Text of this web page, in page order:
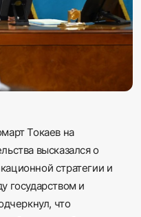
Токаев на
высказался о
стратегии и
государством и
что